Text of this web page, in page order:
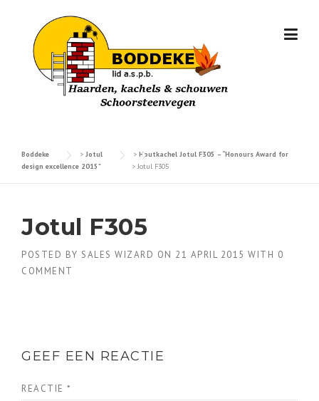
Boddeke > Jotul > Houtkachel Jotul F305 – “Honours Award for
design excellence 2015”
>Jotul F305
Jotul F305
POSTED BY SALES WIZARD ON 21 APRIL 2015 WITH 0
COMMENT
GEEF EEN REACTIE
REACTIE *